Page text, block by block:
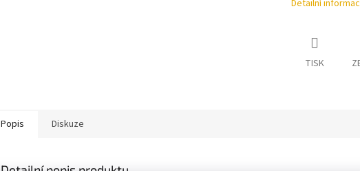
Detailní
TISK
Popis Diskuze